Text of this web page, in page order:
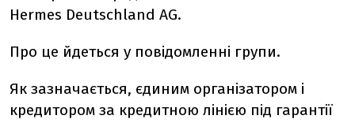
Hermes Deutschland AG.
Про це йдеться у повідомленні групи.
Як зазначається, єдиним організатором і
кредитором за кредитною лінією під гарантії